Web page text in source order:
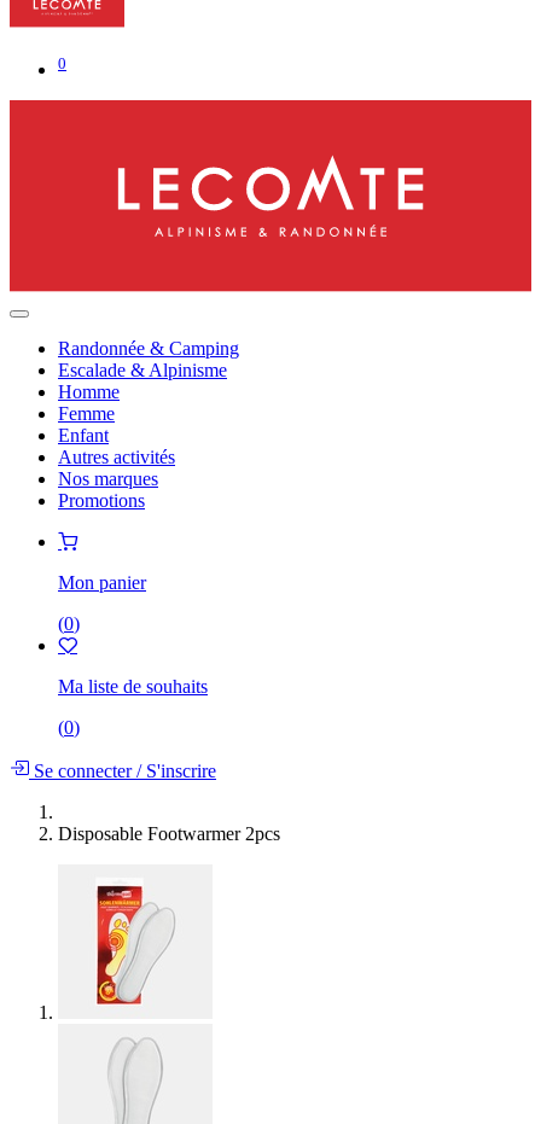
0
Randonnée & Camping
Escalade & Alpinisme
Homme
Femme
Enfant
Autres activités
Nos marques
Promotions
Mon panier
(0)
Ma liste de souhaits
(0)
Se connecter/S'inscrire
Disposable Footwarmer 2pcs